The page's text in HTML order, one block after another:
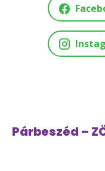
Párbeszéd –